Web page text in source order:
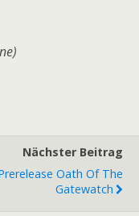
Nächster Beitrag
Oath Of The
Gatewatch